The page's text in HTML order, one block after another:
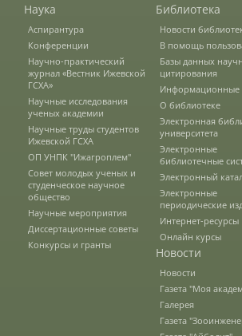
Рабочие программы
Консультация психолога
Расписание
Спорт
Наука
Аспирантура
Конференции
Научно-практический
журнал «Вестник Ижевской
ГСХА»
Научные исследования
ученых академии
Научные труды студентов
Ижевской ГСХА
ОП УНПК "Ижагроплем"
Совет молодых ученых и
студенческое научное
общество
Научные мероприятия
Диссертационные советы
Конкурсы и гранты
Библиотека
Новости
В помощь
Базы данных
цитирования
Информационные
О библиотеке
Электронная
университета
Электронные
библиотечные
Электронный
Электронные
периодические
Интернет-ресурсы
Онлайн курсы
Новости
Новости
Газета "Моя
Галерея
Газета